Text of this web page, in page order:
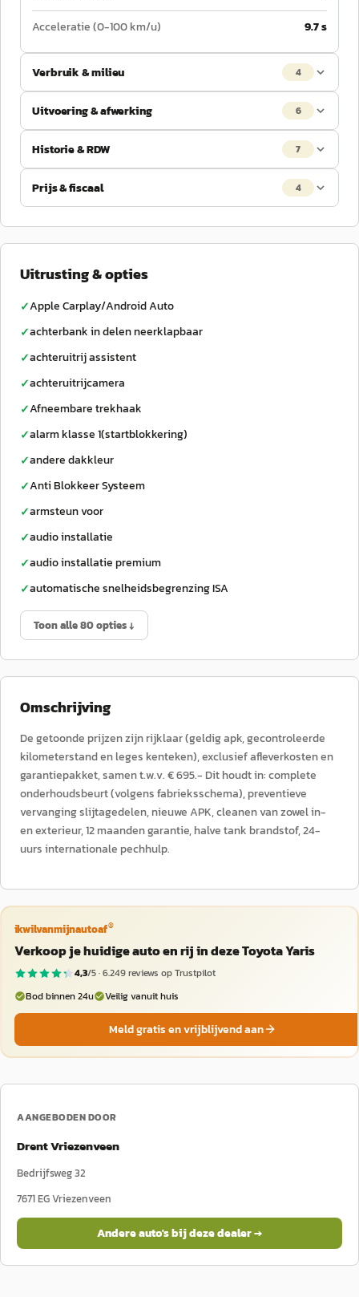
Acceleratie (0-100 km/u)
9.7 s
Verbruik & milieu 4
Uitvoering & afwerking 6
Historie & RDW 7
Prijs & fiscaal 4
Uitrusting & opties
✓Apple Carplay/Android Auto
✓achterbank in delen neerklapbaar
✓achteruitrij assistent
✓achteruitrijcamera
✓Afneembare trekhaak
✓alarm klasse 1(startblokkering)
✓andere dakkleur
✓Anti Blokkeer Systeem
✓armsteun voor
✓audio installatie
✓audio installatie premium
✓automatische snelheidsbegrenzing ISA
Toon alle 80 opties ↓
Omschrijving
De getoonde prijzen zijn rijklaar (geldig apk, gecontroleerde
kilometerstand en leges kenteken), exclusief afleverkosten en
garantiepakket, samen t.w.v. € 695.- Dit houdt in: complete
onderhoudsbeurt (volgens fabrieksschema), preventieve
vervanging slijtagedelen, nieuwe APK, cleanen van zowel in-
en exterieur, 12 maanden garantie, halve tank brandstof, 24-
uurs internationale pechhulp.
ikwilvanmijnautoaf®
Verkoop je huidige auto en rij in deze Toyota Yaris
4,3/5 ·6.249reviews op Trustpilot
Bod binnen 24u
Veilig vanuit huis
Meld gratis en vrijblijvend aan
AANGEBODEN DOOR
Drent Vriezenveen
Bedrijfsweg 32
7671 EGVriezenveen
Andere auto's bij deze dealer →